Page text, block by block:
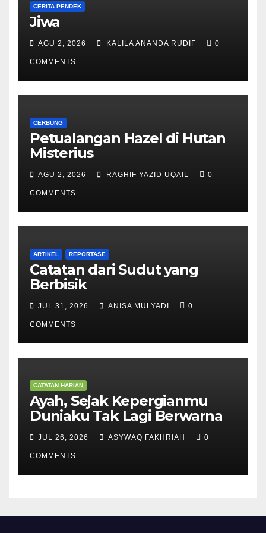
CERITA PENDEK
Jiwa
AGU 2, 2026 KALILA ANANDA RUDIF 0
COMMENTS
CERBUNG
Petualangan Hazel di Hutan
Misterius
AGU 2, 2026 RAGHIF YAZID UQAIL 0
COMMENTS
ARTIKEL REPORTASE
Catatan dari Sudut yang
Berbisik
JUL 31, 2026 ANISA MULYADI 0
COMMENTS
CATATAN HARIAN
Ayah, Sejak Kepergianmu
Duniaku Tak Lagi Berwarna
JUL 26, 2026 ASYWAQ FAKHRIAH 0
COMMENTS